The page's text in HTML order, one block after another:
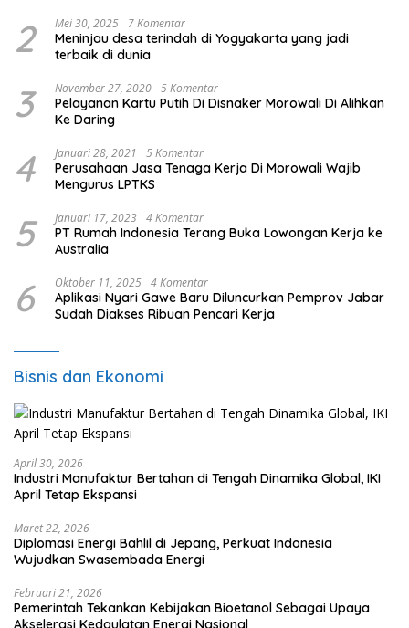
2 Mei 30, 2025 7 Komentar
Meninjau desa terindah di Yogyakarta yang jadi
terbaik di dunia
3 November 27, 2020 5 Komentar
Pelayanan Kartu Putih Di Disnaker Morowali Di Alihkan
Ke Daring
4 Januari 28, 2021 5 Komentar
Perusahaan Jasa Tenaga Kerja Di Morowali Wajib
Mengurus LPTKS
5 Januari 17, 2023 4 Komentar
PT Rumah Indonesia Terang Buka Lowongan Kerja ke
Australia
6 Oktober 11, 2025 4 Komentar
Aplikasi Nyari Gawe Baru Diluncurkan Pemprov Jabar
Sudah Diakses Ribuan Pencari Kerja
Bisnis dan Ekonomi
April 30, 2026
Industri Manufaktur Bertahan di Tengah Dinamika Global, IKI
April Tetap Ekspansi
Maret 22, 2026
Diplomasi Energi Bahlil di Jepang, Perkuat Indonesia
Wujudkan Swasembada Energi
Februari 21, 2026
Pemerintah Tekankan Kebijakan Bioetanol Sebagai Upaya
Akselerasi Kedaulatan Energi Nasional